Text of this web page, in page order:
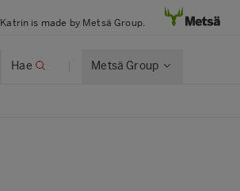
Katrin is made by Metsä Group.
Hae Metsä Group